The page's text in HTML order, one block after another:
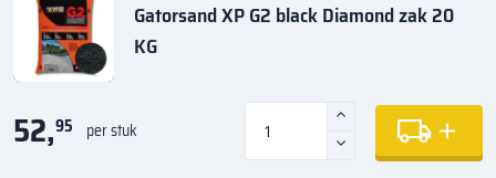
Gatorsand XP G2 black Diamond zak 20
KG
52,95 per stuk